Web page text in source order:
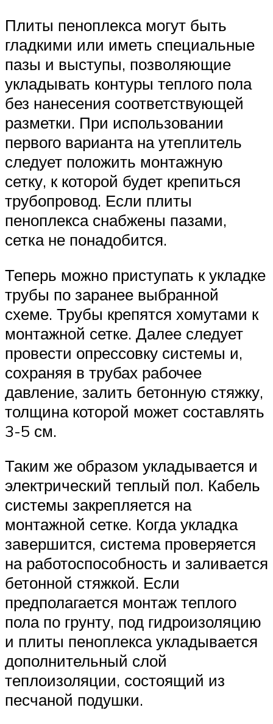
Плиты пеноплекса могут быть
гладкими или иметь специальные
пазы и выступы, позволяющие
укладывать контуры теплого пола
без нанесения соответствующей
разметки. При использовании
первого варианта на утеплитель
следует положить монтажную
сетку, к которой будет крепиться
трубопровод. Если плиты
пеноплекса снабжены пазами,
сетка не понадобится.
Теперь можно приступать к укладке
трубы по заранее выбранной
схеме. Трубы крепятся хомутами к
монтажной сетке. Далее следует
провести опрессовку системы и,
сохраняя в трубах рабочее
давление, залить бетонную стяжку,
толщина которой может составлять
3-5 см.
Таким же образом укладывается и
электрический теплый пол. Кабель
системы закрепляется на
монтажной сетке. Когда укладка
завершится, система проверяется
на работоспособность и заливается
бетонной стяжкой. Если
предполагается монтаж теплого
пола по грунту, под гидроизоляцию
и плиты пеноплекса укладывается
дополнительный слой
теплоизоляции, состоящий из
песчаной подушки.